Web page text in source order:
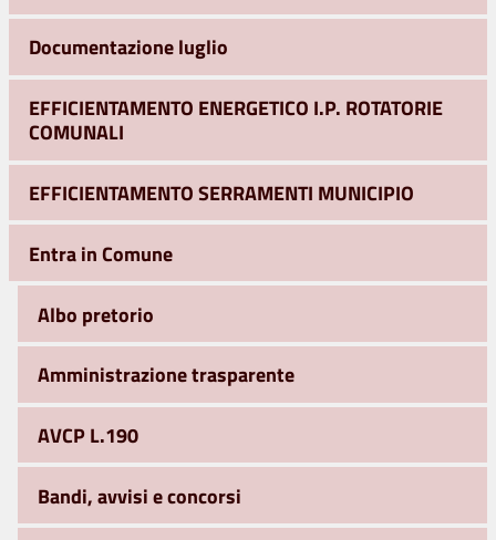
Documentazione luglio
EFFICIENTAMENTO ENERGETICO I.P. ROTATORIE
COMUNALI
EFFICIENTAMENTO SERRAMENTI MUNICIPIO
Entra in Comune
Albo pretorio
Amministrazione trasparente
AVCP L.190
Bandi, avvisi e concorsi